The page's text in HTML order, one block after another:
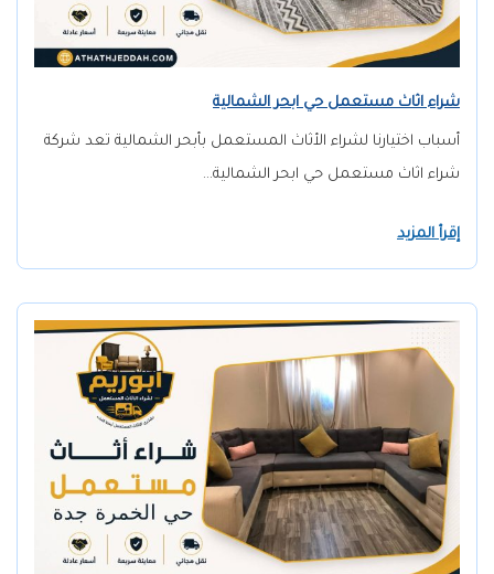
شراء اثاث مستعمل حي ابحر الشمالية
أسباب اختيارنا لشراء الأثاث المستعمل بأبحر الشمالية تعد شركة
شراء اثاث مستعمل حي ابحر الشمالية…
إقرأ المزيد